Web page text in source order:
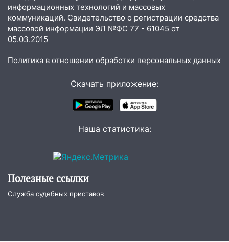
Ульяновске задержали 19-летнюю
сообщницу мошенников
16:12 Едва не перерезал горло: в
знакомым закончились для женщины
перевернулась на мопеде и попала в
Ульяновец отдал более 14
покровительство
15:32 На «кольце» кроссовер сбил 18-
информационных технологий и массовых
коммуникаций. Свидетельство о регистрации средства
массовой информации ЭЛ №ФС 77 - 61045 от
05.03.2015
Политика в отношении обработки персональных данных
Скачать приложение:
Наша статистика:
Полезные ссылки
Служба судебных приставов